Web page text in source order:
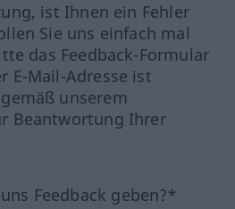
ist Ihnen ein Fehler
Sie uns einfach mal
das Feedback-Formular
E-Mail-Adresse ist
unserem
Beantwortung Ihrer
Feedback geben?*